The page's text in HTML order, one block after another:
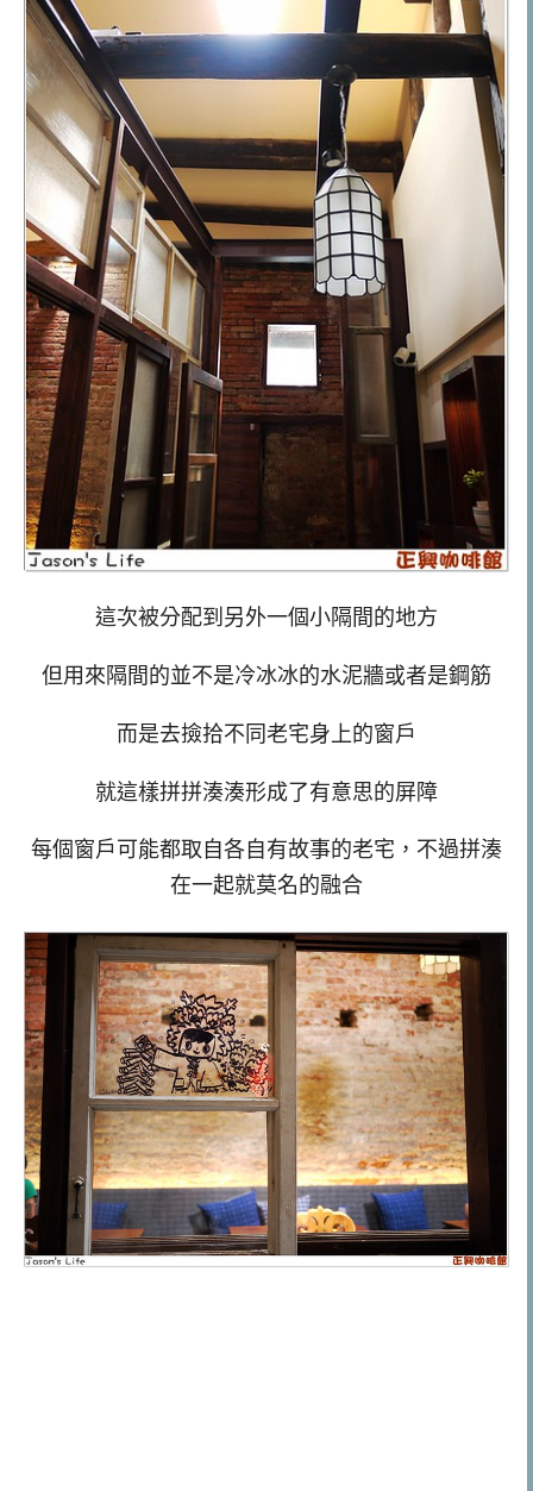
這次被分配到另外一個小隔間的地方
但用來隔間的並不是冷冰冰的水泥牆或者是鋼筋
而是去撿拾不同老宅身上的窗戶
就這樣拼拼湊湊形成了有意思的屏障
每個窗戶可能都取自各自有故事的老宅，不過拼湊
在一起就莫名的融合